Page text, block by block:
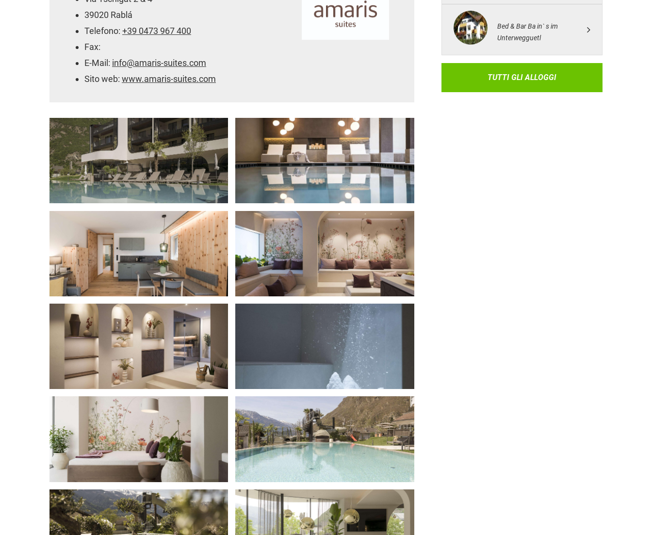
39020 Rablá
Telefono: +39 0473 967 400
Fax:
E-Mail: info@amaris-suites.com
Sito web: www.amaris-suites.com
Bed & Bar Ba in` s im
Unterwegguetl
TUTTI GLI ALLOGGI